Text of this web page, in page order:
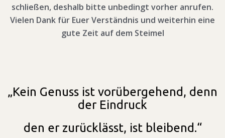
schließen, deshalb bitte unbedingt vorher anrufen.
Vielen Dank für Euer Verständnis und weiterhin eine
gute Zeit auf dem Steimel
„Kein Genuss ist vorübergehend, denn
der Eindruck
den er zurücklässt, ist bleibend.“